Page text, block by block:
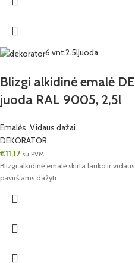
6 vnt.2.5lJuoda
Blizgi alkidinė emalė
juoda RAL 9005, 2,5l
Emalės, Vidaus dažai
DEKORATOR
€11,17 su PVM
Blizgi alkidinė emalė skirta lauko ir
paviršiams dažyti